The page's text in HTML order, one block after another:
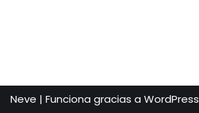
Neve | Funciona gracias a WordPress